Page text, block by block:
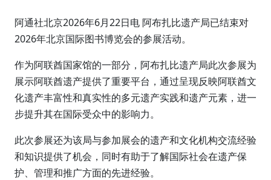
阿通社北京2026年6月22日电 阿布扎比遗产局已结束对
2026年北京国际图书博览会的参展活动。
作为阿联酋国家馆的一部分，阿布扎比遗产局此次参展为
展示阿联酋遗产提供了重要平台，通过呈现反映阿联酋文
化遗产丰富性和真实性的多元遗产实践和遗产元素，进一
步提升其在国际受众中的影响力。
此次参展还为该局与参加展会的遗产和文化机构交流经验
和知识提供了机会，同时有助于了解国际社会在遗产保
护、管理和推广方面的先进经验。